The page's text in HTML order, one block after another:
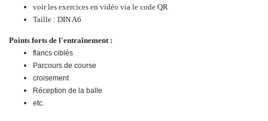
voir les exercices en vidéo via le code QR
Taille : DIN A6
Points forts de l'entraînement :
flancs ciblés
Parcours de course
croisement
Réception de la balle
etc.